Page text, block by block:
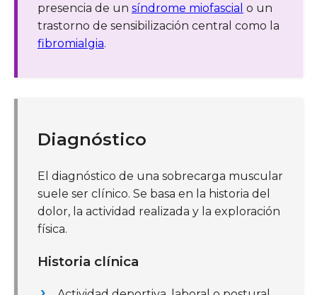
presencia de un síndrome miofascial o un
trastorno de sensibilización central como la
fibromialgia.
Diagnóstico
El diagnóstico de una sobrecarga muscular
suele ser clínico. Se basa en la historia del
dolor, la actividad realizada y la exploración
física.
Historia clínica